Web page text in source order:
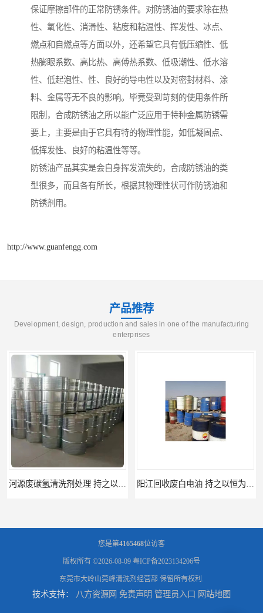
保证摩擦部件的正常防锈条件。对防锈油的要求除在热
性、氧化性、消滑性、粘度和粘温性、挥发性、冰点、
燃点和自燃点等方面以外，还希望它具有低压缩性、低
热膨眼系数、高比热、高傅热系数、低吸潮性、低水溶
性、低起泡性、性、良好的导电性以及对密封材料、涂
料、金属等无不良的影响。毕竟受到苛刻的使用条件所
限制，合成防锈油之所以能广泛应用于特种金属防锈需
要上，主要是由于它具有特的物理性能，如低凝固点、
低挥发性、良好的粘温性等等。
防锈油产品其实是会自身挥发流失的，合成防锈油的类
型很多，而且各有所长，根据其物理性状可作防锈油和
防锈剂用。
http://www.guanfengg.com
产品推荐
Development, design, production and sales in one of the manufacturing
enterprises
梅州回收废碳氢清洗剂 现款交易
您是第4165468位访客
版权所有 ©2026-08-09 粤ICP备2023134206号
东莞市大岭山莞峰清洗剂经营部 保留所有权利.
技术支持： 八方资源网 免责声明 管理员入口 网站地图